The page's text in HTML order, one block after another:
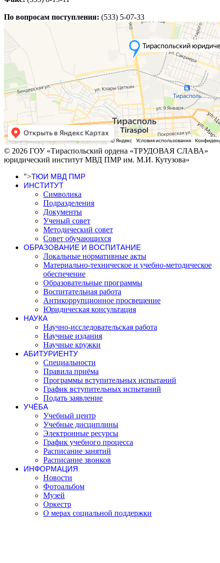
По вопросам поступления: (533) 5-07-33
© 2026 ГОУ «Тираспольский ордена «ТРУДОВАЯ СЛАВА»
юридический институт МВД ПМР им. М.И. Кутузова»
">ТЮИ МВД ПМР
ИНСТИТУТ
Символика
Подразделения
Документы
Ученый совет
Методический совет
Совет обучающихся
ОБРАЗОВАНИЕ И ВОСПИТАНИЕ
Локальные нормативные акты
Материально-техническое и учебно-методическое
обеспечение
Образовательные программы
Воспитательная работа
Антикоррупционное просвещение
Юридическая консультация
НАУКА
Научно-исследовательская работа
Научные издания
Научные кружки
АБИТУРИЕНТУ
Специальности
Правила приёма
Программы вступительных испытаний
График вступительных испытаний
Подать заявление
УЧЁБА
Учебный центр
Учебные дисциплины
Электронные ресурсы
График учебного процесса
Расписание занятий
Расписание звонков
ИНФОРМАЦИЯ
Новости
Фотоальбом
Музей
Оркестр
О мерах социальной поддержки